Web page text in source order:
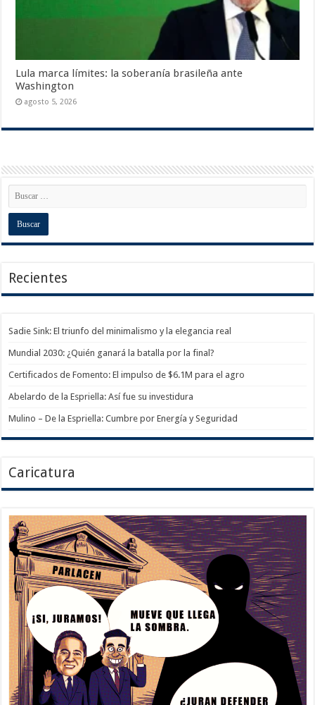
Lula marca límites: la soberanía brasileña ante
Washington
agosto 5, 2026
Recientes
Sadie Sink: El triunfo del minimalismo y la elegancia real
Mundial 2030: ¿Quién ganará la batalla por la final?
Certificados de Fomento: El impulso de $6.1M para el agro
Abelardo de la Espriella: Así fue su investidura
Mulino – De la Espriella: Cumbre por Energía y Seguridad
Caricatura